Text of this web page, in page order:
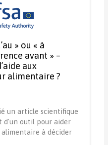
» ou « à
avant » –
aux
alimentaire ?
un article scientifique
d'un outil pour aider
à décider